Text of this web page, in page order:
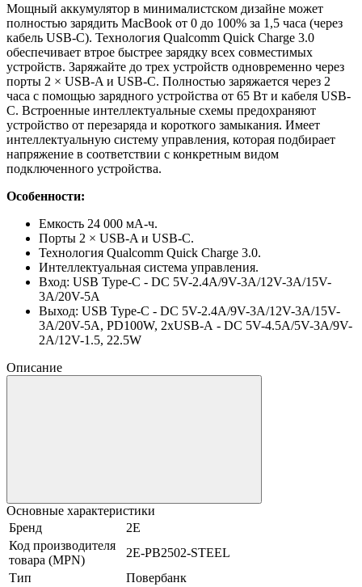
Мощный аккумулятор в минималистском дизайне может
полностью зарядить MacBook от 0 до 100% за 1,5 часа (через
кабель USB-C). Технология Qualcomm Quick Charge 3.0
обеспечивает втрое быстрее зарядку всех совместимых
устройств. Заряжайте до трех устройств одновременно через
порты 2 × USB-A и USB-C. Полностью заряжается через 2
часа с помощью зарядного устройства от 65 Вт и кабеля USB-
C. Встроенные интеллектуальные схемы предохраняют
устройство от перезаряда и короткого замыкания. Имеет
интеллектуальную систему управления, которая подбирает
напряжение в соответствии с конкретным видом
подключенного устройства.
Особенности:
Емкость 24 000 мА-ч.
Порты 2 × USB-A и USB-C.
Технология Qualcomm Quick Charge 3.0.
Интеллектуальная система управления.
Вход: USB Type-C - DC 5V-2.4A/9V-3A/12V-3A/15V-
3A/20V-5A
Выход: USB Type-C - DC 5V-2.4A/9V-3A/12V-3A/15V-
3A/20V-5A, PD100W, 2xUSB-А - DC 5V-4.5A/5V-3A/9V-
2A/12V-1.5, 22.5W
Описание
Основные характеристики
Бренд
2E
Код производителя
товара (MPN)
2E-PB2502-STEEL
Тип
Повербанк